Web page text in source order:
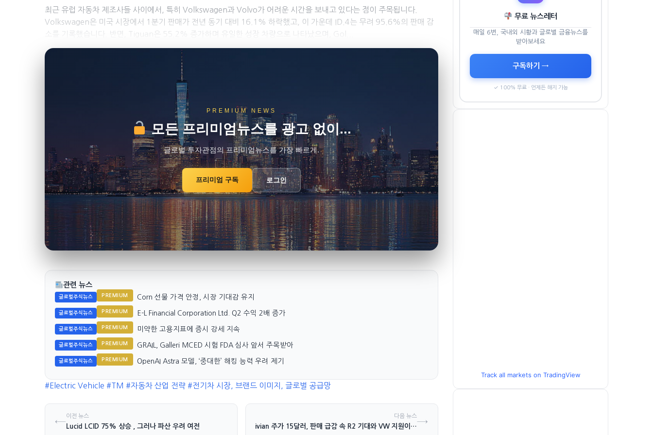
최근 유럽 자동차 제조사들 사이에서, 특히 Volkswagen과 Volvo가 어려운 시간을 보내고 있다는 점이 주목됩니다.
Volkswagen은 미국 시장에서 1분기 판매가 전년 동기 대비 16.1% 하락했고, 이 가운데 ID.4는 무려 95.6%의 판매 감
소를 기록했습니다. 반면, Tiguan은 55.2% 증가하며 유일한 성장 차량으로 나타났으며, Gol...
PREMIUM NEWS
모든 프리미엄뉴스를 광고 없이...
글로벌 투자관점의 프리미엄뉴스를 가장 빠르게.
프리미엄 구독 로그인
관련 뉴스
글로벌주식뉴스 PREMIUM Corn 선물 가격 안정, 시장 기대감 유지
글로벌주식뉴스 PREMIUM E-L Financial Corporation Ltd. Q2 수익 2배 증가
글로벌주식뉴스 PREMIUM 미약한 고용지표에 증시 강세 지속
글로벌주식뉴스 PREMIUM GRAIL, Galleri MCED 시험 FDA 심사 앞서 주목받아
글로벌주식뉴스 PREMIUM OpenAI Astra 모델, ‘중대한’ 해킹 능력 우려 제기
#Electric Vehicle #TM #자동차 산업 전략 #전기차 시장, 브랜드 이미지, 글로벌 공급망
←이전 뉴스
Lucid LCID 75% 상승 , 그러나 파산 우려 여전
다음 뉴스
Rivian 주가 15달러, 판매 급감 속 R2 기대와 VW 지원이…→
무료 뉴스레터
매일 6번, 국내외 시황과 글로벌 금융뉴스를
받아보세요
구독하기 →
✓ 100% 무료 · 언제든 해지 가능
Track all markets on TradingView